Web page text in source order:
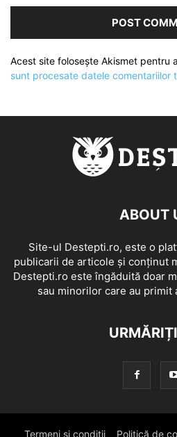
Acest site folosește Akismet pentru
sunt procesate datele comentariilor
ABOUT
Site-ul Destepti.ro, este o
publicarii de articole și conținut
Destepti.ro este îngăduită doar
sau minorilor care au primit
Termeni si conditii Politică de